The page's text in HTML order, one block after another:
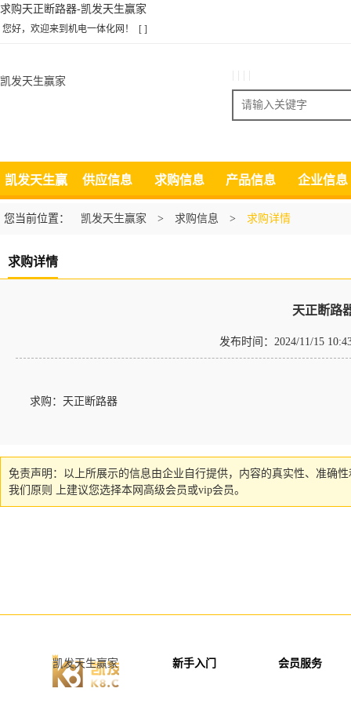
求购天正断路器-凯发天生赢家
您好，欢迎来到机电一体化网！ [ ]
凯发天生赢家
搜索
凯发天生赢
家
供应信息 求购信息 产品信息 企业信息
您当前位置： 凯发天生赢家 > 求购信息 > 求购详情
求购详情
天正断路
发布时间：2024/11/15
求购：天正断路器
免责声明：以上所展示的信息由企业自行提供，内容的真实性、准确
我们原则 上建议您选择本网高级会员或vip会员。
凯发天生赢家 新手入门 会员服务